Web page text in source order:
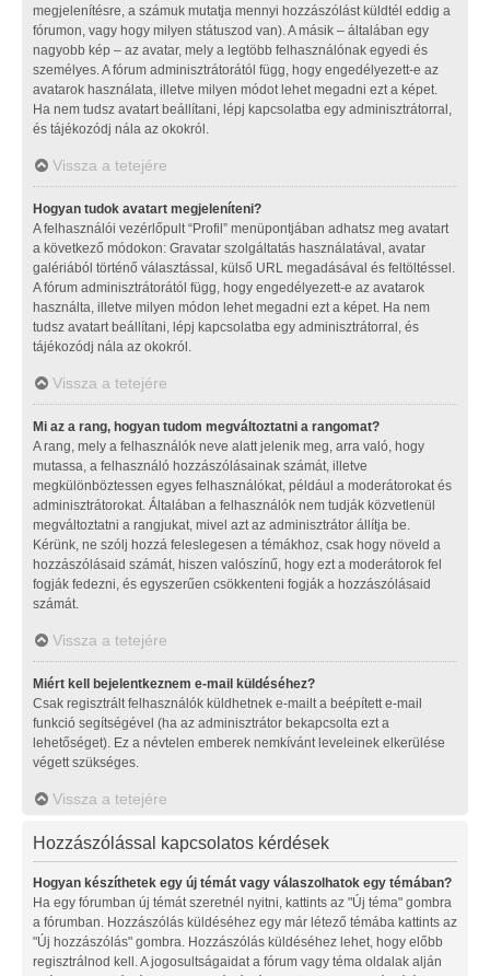
megjelenítésre, a számuk mutatja mennyi hozzászólást küldtél eddig a
fórumon, vagy hogy milyen státuszod van). A másik – általában egy
nagyobb kép – az avatar, mely a legtöbb felhasználónak egyedi és
személyes. A fórum adminisztrátorától függ, hogy engedélyezett-e az
avatarok használata, illetve milyen módot lehet megadni ezt a képet.
Ha nem tudsz avatart beállítani, lépj kapcsolatba egy adminisztrátorral,
és tájékozódj nála az okokról.
Vissza a tetejére
Hogyan tudok avatart megjeleníteni?
A felhasználói vezérlőpult “Profil” menüpontjában adhatsz meg avatart
a következő módokon: Gravatar szolgáltatás használatával, avatar
galériából történő választással, külső URL megadásával és feltöltéssel.
A fórum adminisztrátorától függ, hogy engedélyezett-e az avatarok
használta, illetve milyen módon lehet megadni ezt a képet. Ha nem
tudsz avatart beállítani, lépj kapcsolatba egy adminisztrátorral, és
tájékozódj nála az okokról.
Vissza a tetejére
Mi az a rang, hogyan tudom megváltoztatni a rangomat?
A rang, mely a felhasználók neve alatt jelenik meg, arra való, hogy
mutassa, a felhasználó hozzászólásainak számát, illetve
megkülönböztessen egyes felhasználókat, például a moderátorokat és
adminisztrátorokat. Általában a felhasználók nem tudják közvetlenül
megváltoztatni a rangjukat, mivel azt az adminisztrátor állítja be.
Kérünk, ne szólj hozzá feleslegesen a témákhoz, csak hogy növeld a
hozzászólásaid számát, hiszen valószínű, hogy ezt a moderátorok fel
fogják fedezni, és egyszerűen csökkenteni fogják a hozzászólásaid
számát.
Vissza a tetejére
Miért kell bejelentkeznem e-mail küldéséhez?
Csak regisztrált felhasználók küldhetnek e-mailt a beépített e-mail
funkció segítségével (ha az adminisztrátor bekapcsolta ezt a
lehetőséget). Ez a névtelen emberek nemkívánt leveleinek elkerülése
végett szükséges.
Vissza a tetejére
Hozzászólással kapcsolatos kérdések
Hogyan készíthetek egy új témát vagy válaszolhatok egy témában?
Ha egy fórumban új témát szeretnél nyitni, kattints az "Új téma" gombra
a fórumban. Hozzászólás küldéséhez egy már létező témába kattints az
"Új hozzászólás" gombra. Hozzászólás küldéséhez lehet, hogy előbb
regisztrálnod kell. A jogosultságaidat a fórum vagy téma oldalak alján